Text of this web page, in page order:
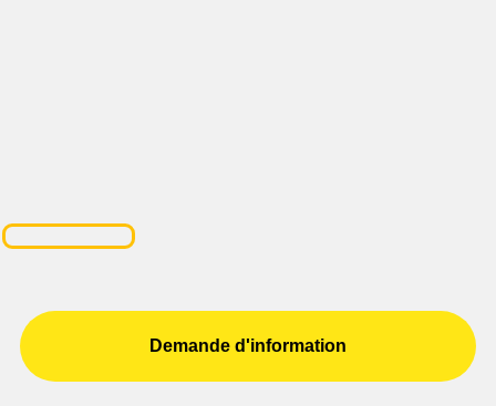
Demande d'information